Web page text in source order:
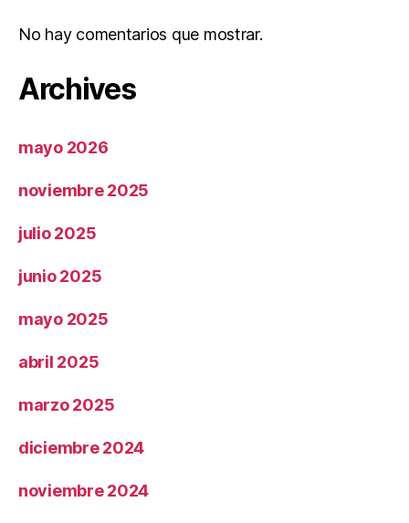
No hay comentarios que mostrar.
Archives
mayo 2026
noviembre 2025
julio 2025
junio 2025
mayo 2025
abril 2025
marzo 2025
diciembre 2024
noviembre 2024